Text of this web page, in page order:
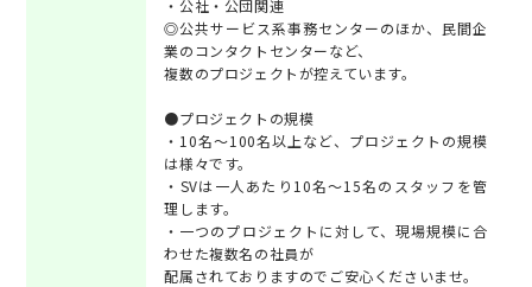
・公社・公団関連
◎公共サービス系事務センターのほか、民間企
業のコンタクトセンターなど、
複数のプロジェクトが控えています。
●プロジェクトの規模
・10名～100名以上など、プロジェクトの規模
は様々です。
・SVは一人あたり10名～15名のスタッフを管
理します。
・一つのプロジェクトに対して、現場規模に合
わせた複数名の社員が
配属されておりますのでご安心くださいませ。